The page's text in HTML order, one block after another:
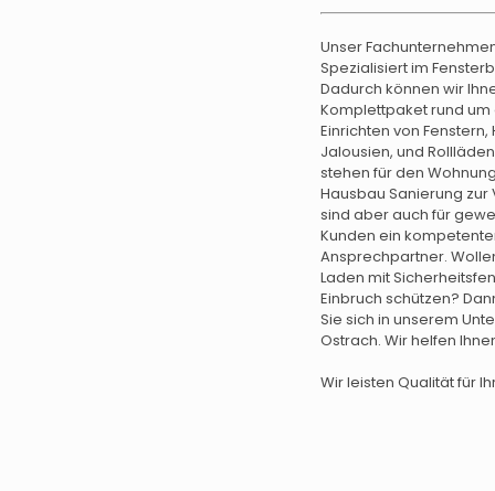
Unser
Spezialisiert im
Dadurch können wir
Komplettpaket rund um
Einrichten von Fenstern,
Jalousien, und
stehen für den
Hausbau Sanierung zur
sind aber auch für
Kunden ein
Ansprechpartner.
Laden mit
Einbruch schützen?
Sie sich in unserem
Ostrach. Wir helfen
Wir leisten Qualität für